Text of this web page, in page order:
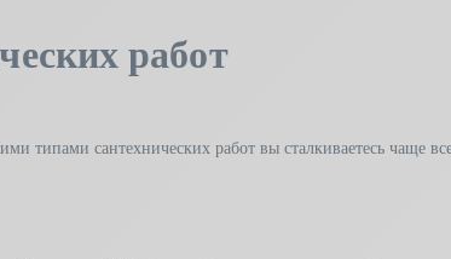
работ
типами сантехнических работ вы сталкиваетесь чаще